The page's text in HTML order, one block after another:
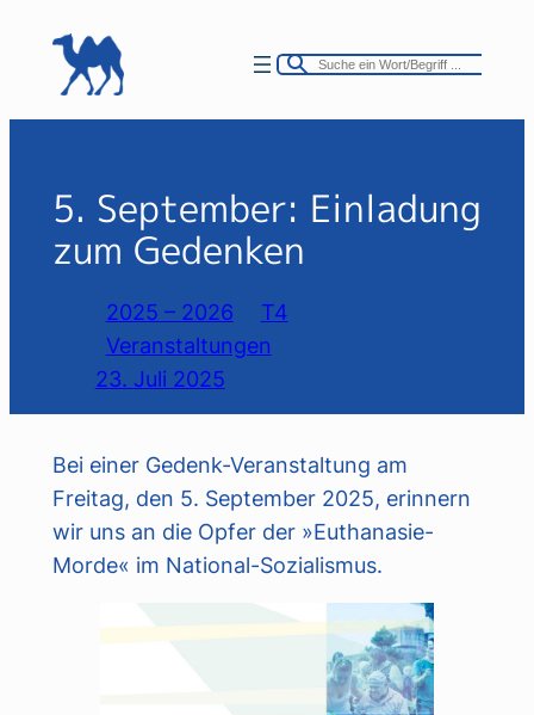
Inhalt
springen
5. September: Einladung
zum Gedenken
2025 – 2026
T4
Veranstaltungen
23. Juli 2025
Bei einer Gedenk-Veranstaltung am
Freitag, den 5. September 2025, erinnern
wir uns an die Opfer der »Euthanasie-
Morde« im National-Sozialismus.